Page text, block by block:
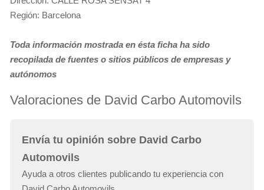
Región: Barcelona
Toda información mostrada en ésta ficha ha sido
recopilada de fuentes o sitios públicos de empresas y
autónomos
Valoraciones de David Carbo Automovils
Envía tu opinión sobre David Carbo
Automovils
Ayuda a otros clientes publicando tu experiencia con